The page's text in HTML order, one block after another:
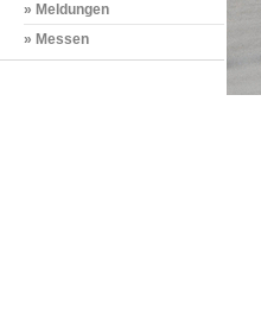
» Meldungen
» Messen